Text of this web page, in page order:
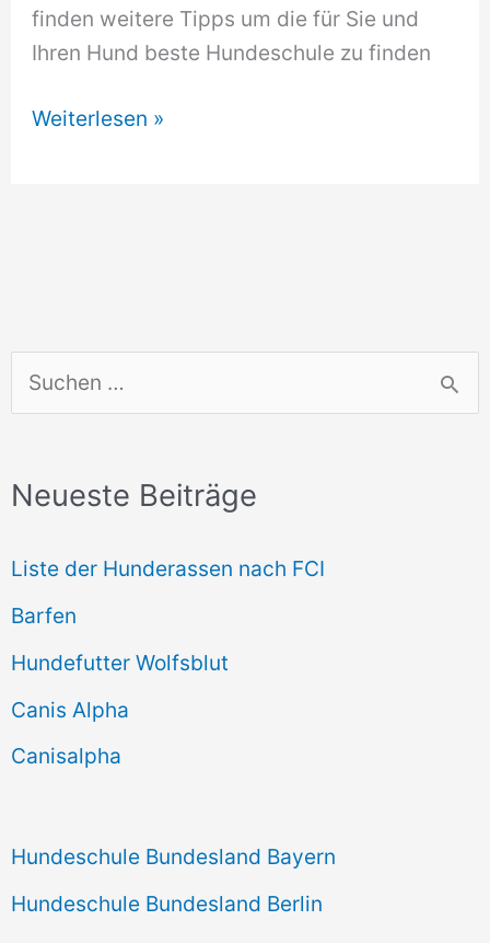
u
h
n
n
a
c
h
Neueste Beiträge
Liste der Hunderassen nach FCI
Barfen
Hundefutter Wolfsblut
Canis Alpha
Canisalpha
Hundeschule Bundesland Bayern
Hundeschule Bundesland Berlin
finden weitere Tipps um die für Sie und
Ihren Hund beste Hundeschule zu finden
Hundeschule
Weiterlesen »